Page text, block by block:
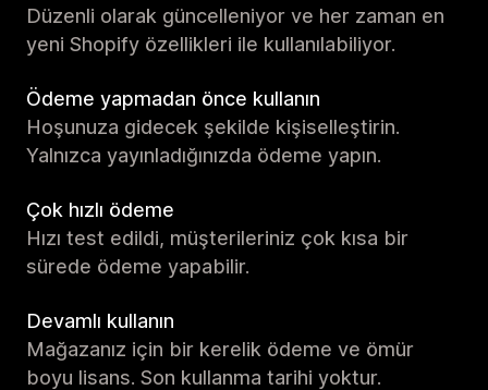
Düzenli olarak güncelleniyor ve her zaman en
yeni Shopify özellikleri ile kullanılabiliyor.
Ödeme yapmadan önce kullanın
Hoşunuza gidecek şekilde kişiselleştirin.
Yalnızca yayınladığınızda ödeme yapın.
Çok hızlı ödeme
Hızı test edildi, müşterileriniz çok kısa bir
sürede ödeme yapabilir.
Devamlı kullanın
Mağazanız için bir kerelik ödeme ve ömür
boyu lisans. Son kullanma tarihi yoktur.